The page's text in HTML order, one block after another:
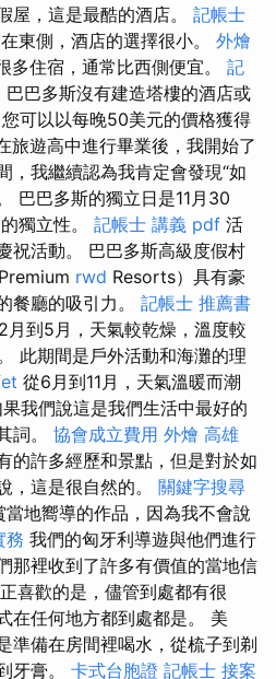
屋，這是最酷的酒店。 記帳士
東側，酒店的選擇很小。 外燴
多住宿，通常比西側便宜。 記
巴巴多斯沒有建造塔樓的酒店或
您可以以每晚50美元的價格獲得
旅遊高中進行畢業後，我開始了
，我繼續認為我肯定會發現“如
巴巴多斯的獨立日是11月30
獨立性。 記帳士 講義 pdf 活
祝活動。 巴巴多斯高級度假村
Premium rwd Resorts）具有豪
餐廳的吸引力。 記帳士 推薦書
月到5月，天氣較乾燥，溫度較
此期間是戶外活動和海灘的理
從6月到11月，天氣溫暖而潮
我們說這是我們生活中最好的
詞。 協會成立費用 外燴 高雄
的許多經歷和景點，但是對於如
，這是很自然的。 關鍵字搜尋
地嚮導的作品，因為我不會說
務 我們的匈牙利導遊與他們進行
那裡收到了許多有價值的當地信
喜歡的是，儘管到處都有很
在任何地方都到處都是。 美
準備在房間裡喝水，從梳子到剃
牙膏。 卡式台胞證 記帳士 接案